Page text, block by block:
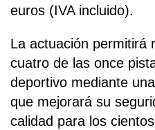
euros (IVA incluido).
La actuación permitirá
cuatro de las once
deportivo mediante
que mejorará su
calidad para los